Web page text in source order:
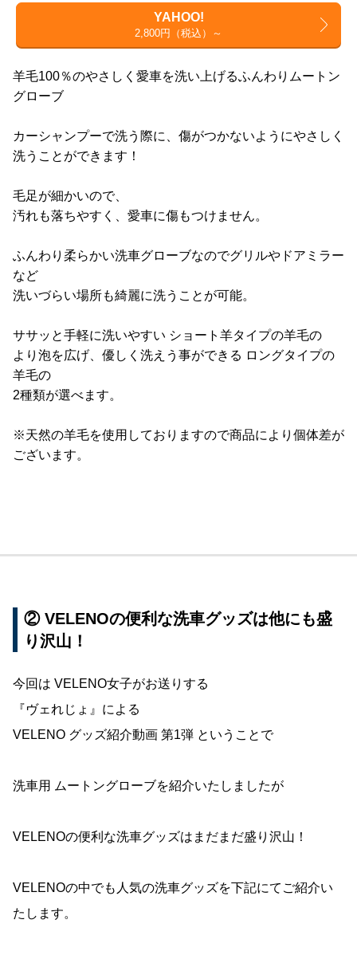
YAHOO!
2,800円（税込）～
羊毛100％のやさしく愛車を洗い上げるふんわりムートン
グローブ
カーシャンプーで洗う際に、傷がつかないようにやさしく
洗うことができます！
毛足が細かいので、
汚れも落ちやすく、愛車に傷もつけません。
ふんわり柔らかい洗車グローブなのでグリルやドアミラー
など
洗いづらい場所も綺麗に洗うことが可能。
ササッと手軽に洗いやすい ショート羊タイプの羊毛の
より泡を広げ、優しく洗えう事ができる ロングタイプの
羊毛の
2種類が選べます。
※天然の羊毛を使用しておりますので商品により個体差が
ございます。
② VELENOの便利な洗車グッズは他にも盛
り沢山！
今回は VELENO女子がお送りする
『ヴェれじょ』による
VELENO グッズ紹介動画 第1弾 ということで
洗車用 ムートングローブを紹介いたしましたが
VELENOの便利な洗車グッズはまだまだ盛り沢山！
VELENOの中でも人気の洗車グッズを下記にてご紹介い
たします。